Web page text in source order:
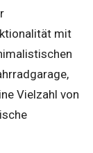
mit
Vielzahl von